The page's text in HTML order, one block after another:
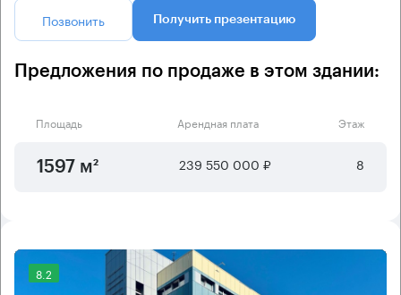
Позвонить Получить презентацию
Предложения по продаже в этом здании:
Площадь Арендная плата Этаж
1597 м² 239 550 000 ₽ 8
8.2